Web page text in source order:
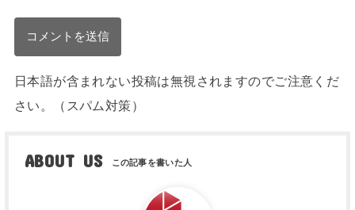
日本語が含まれない投稿は無視されますのでご注意くだ
さい。（スパム対策）
ABOUT US